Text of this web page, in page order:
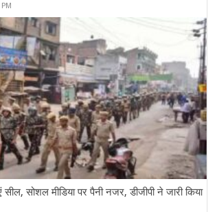
सोशल मीडिया पर पैनी नजर, डीजीपी ने जारी किया